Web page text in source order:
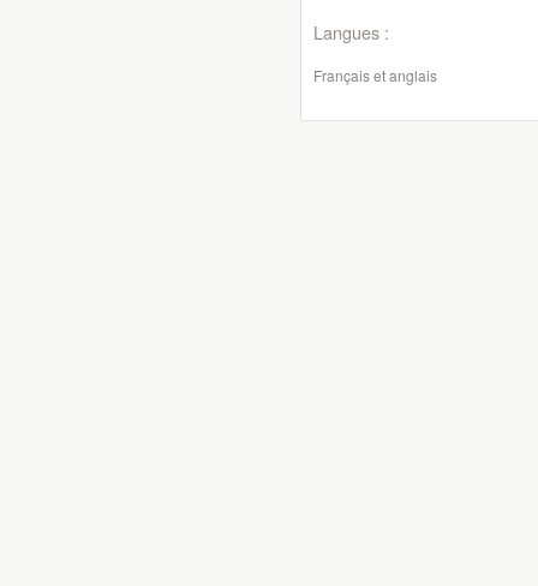
Langues :
Français et anglais